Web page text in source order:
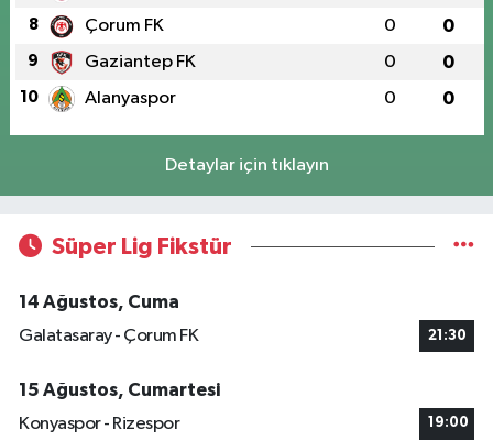
8 Çorum FK 0 0
9 Gaziantep FK 0 0
10 Alanyaspor 0 0
Detaylar için tıklayın
Süper Lig Fikstür
14 Ağustos, Cuma
Galatasaray - Çorum FK
21:30
15 Ağustos, Cumartesi
Konyaspor - Rizespor
19:00